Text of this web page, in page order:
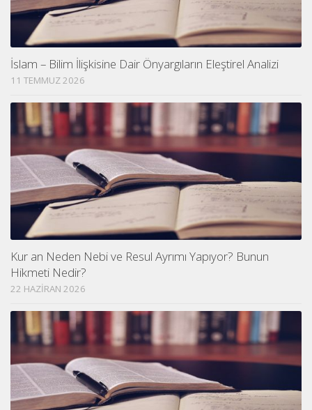
İslam – Bilim İlişkisine Dair Önyargıların Eleştirel Analizi
11 TEMMUZ 2026
Kur an Neden Nebi ve Resul Ayrımı Yapıyor? Bunun
Hikmeti Nedir?
22 HAZIRAN 2026